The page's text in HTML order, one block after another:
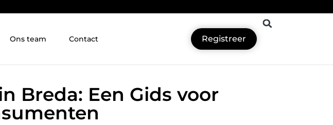
Ons team Contact Registreer
Breda: Een Gids voor